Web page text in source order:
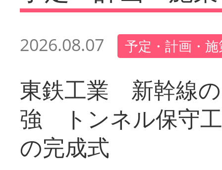
2026.08.07 予定・計画・
東鉄工業 新幹線
強 トンネル保守
の完成式